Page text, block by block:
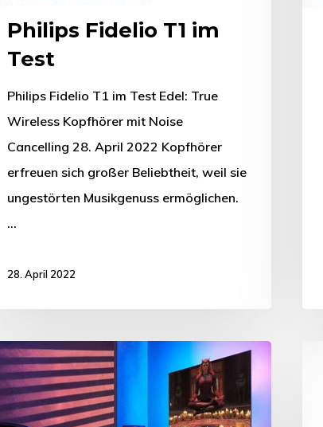
Philips Fidelio T1 im
Test
Philips Fidelio T1 im Test Edel: True
Wireless Kopfhörer mit Noise
Cancelling 28. April 2022 Kopfhörer
erfreuen sich großer Beliebtheit, weil sie
ungestörten Musikgenuss ermöglichen.
…
28. April 2022